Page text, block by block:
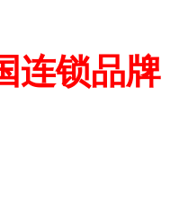
连锁品